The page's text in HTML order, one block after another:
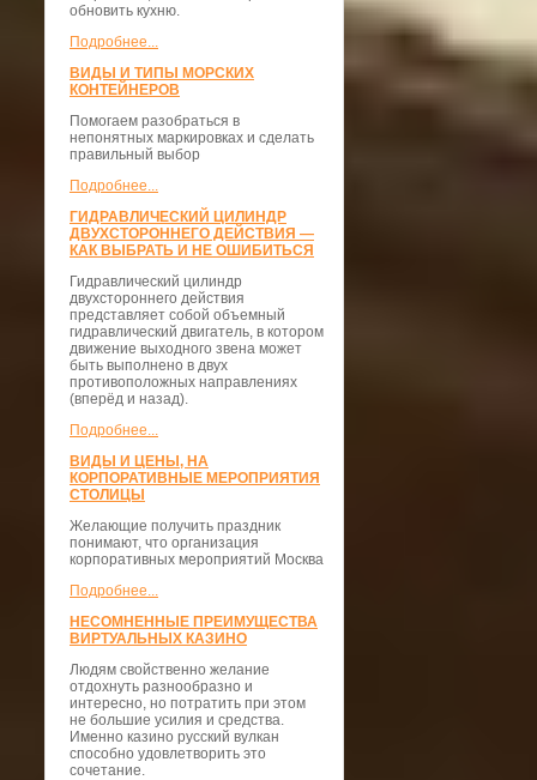
обновить кухню.
Подробнее...
ВИДЫ И ТИПЫ МОРСКИХ
КОНТЕЙНЕРОВ
Помогаем разобраться в
непонятных маркировках и сделать
правильный выбор
Подробнее...
ГИДРАВЛИЧЕСКИЙ ЦИЛИНДР
ДВУХСТОРОННЕГО ДЕЙСТВИЯ —
КАК ВЫБРАТЬ И НЕ ОШИБИТЬСЯ
Гидравлический цилиндр
двухстороннего действия
представляет собой объемный
гидравлический двигатель, в котором
движение выходного звена может
быть выполнено в двух
противоположных направлениях
(вперёд и назад).
Подробнее...
ВИДЫ И ЦЕНЫ, НА
КОРПОРАТИВНЫЕ МЕРОПРИЯТИЯ
СТОЛИЦЫ
Желающие получить праздник
понимают, что организация
корпоративных мероприятий Москва
Подробнее...
НЕСОМНЕННЫЕ ПРЕИМУЩЕСТВА
ВИРТУАЛЬНЫХ КАЗИНО
Людям свойственно желание
отдохнуть разнообразно и
интересно, но потратить при этом
не большие усилия и средства.
Именно казино русский вулкан
способно удовлетворить это
сочетание.